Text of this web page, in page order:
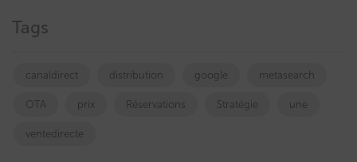
Tags
canaldirect distribution google metasearch
OTA prix Réservations Stratégie une
ventedirecte